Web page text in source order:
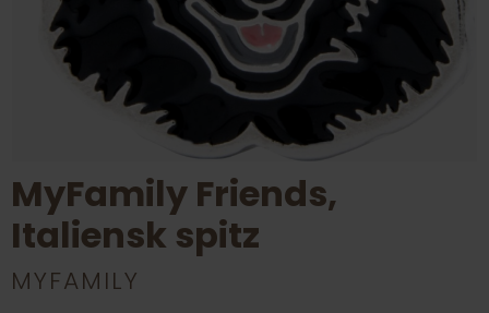
MyFamily Friends,
Italiensk spitz
MYFAMILY